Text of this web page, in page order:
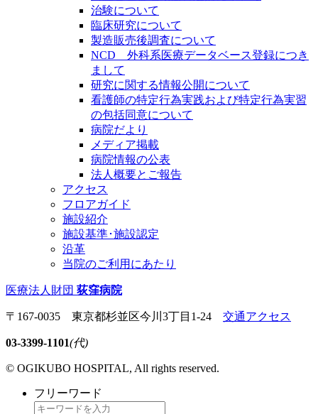
治験について
臨床研究について
製造販売後調査について
NCD 外科系医療データベース登録につき
まして
研究に関する情報公開について
看護師の特定行為実践および特定行為実習
の包括同意について
病院だより
メディア掲載
病院情報の公表
法人概要とご報告
アクセス
フロアガイド
施設紹介
施設基準･施設認定
沿革
当院のご利用にあたり
医療法人財団 荻窪病院
〒167-0035 東京都杉並区今川3丁目1-24 交通アクセス
03-3399-1101(代)
© OGIKUBO HOSPITAL, All rights reserved.
フリーワード